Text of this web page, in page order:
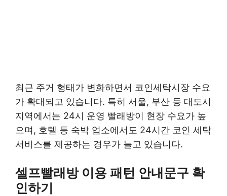
최근 주거 형태가 변화하면서 코인세탁시장 수요
가 확대되고 있습니다. 특히 서울, 부산 등 대도시
지역에서는 24시 운영 빨래방이 현장 수요가 높
으며, 호텔 등 숙박 업소에서도 24시간 코인 세탁
서비스를 제공하는 경우가 늘고 있습니다.
셀프빨래방 이용 패턴 안내문구 확
인하기